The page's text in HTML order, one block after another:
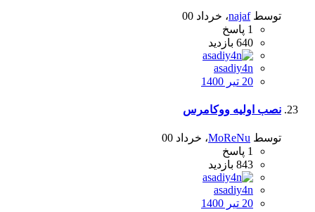
توسطnajaf، خرداد 00
1 پاسخ
640 بازدید
asadiy4n
20 تیر 1400
نصب اولیه ووکامرس
توسط MoReNu، خرداد 00
1 پاسخ
843 بازدید
asadiy4n
20 تیر 1400